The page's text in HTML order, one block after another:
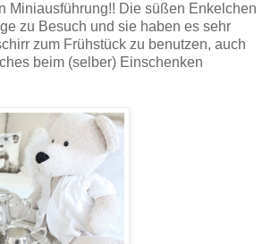
Miniausführung!! Die süßen Enkelchen
zu Besuch und sie haben es sehr
zum Frühstück zu benutzen, auch
beim (selber) Einschenken